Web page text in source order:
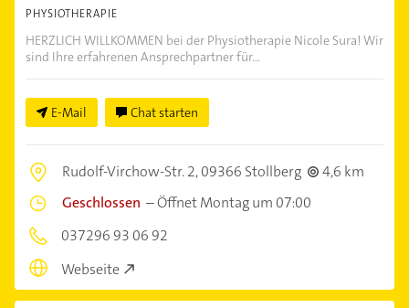
PHYSIOTHERAPIE
HERZLICH WILLKOMMEN bei der Physiotherapie Nicole Sura! Wir
sind Ihre erfahrenen Ansprechpartner für...
E-Mail Chat starten
Rudolf-Virchow-Str. 2,09366 Stollberg
4,6 km
Geschlossen –Öffnet Montag um 07:00
037296 93 06 92
Webseite